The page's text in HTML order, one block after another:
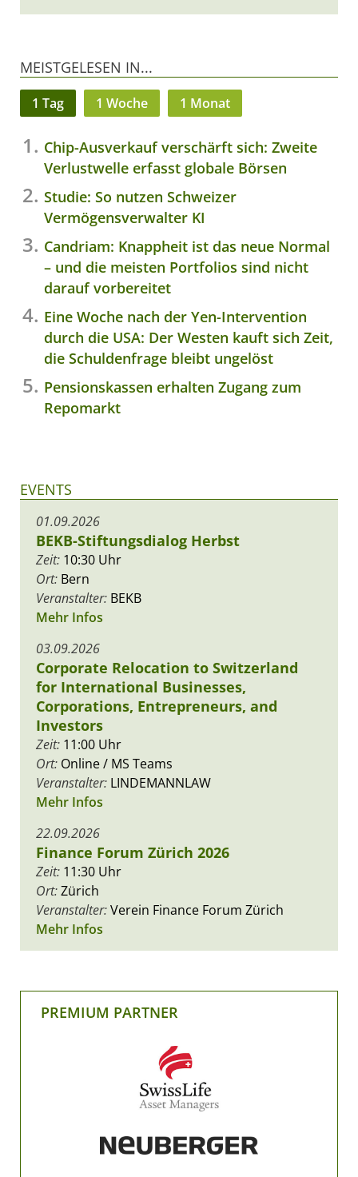
MEISTGELESEN IN...
1 Tag 1 Woche 1 Monat
Chip-Ausverkauf verschärft sich: Zweite
Verlustwelle erfasst globale Börsen
Studie: So nutzen Schweizer
Vermögensverwalter KI
Candriam: Knappheit ist das neue Normal
– und die meisten Portfolios sind nicht
darauf vorbereitet
Eine Woche nach der Yen-Intervention
durch die USA: Der Westen kauft sich Zeit,
die Schuldenfrage bleibt ungelöst
Pensionskassen erhalten Zugang zum
Repomarkt
EVENTS
01.09.2026
BEKB-Stiftungsdialog Herbst
Zeit: 10:30 Uhr
Ort: Bern
Veranstalter: BEKB
Mehr Infos
03.09.2026
Corporate Relocation to Switzerland
for International Businesses,
Corporations, Entrepreneurs, and
Investors
Zeit: 11:00 Uhr
Ort: Online / MS Teams
Veranstalter: LINDEMANNLAW
Mehr Infos
22.09.2026
Finance Forum Zürich 2026
Zeit: 11:30 Uhr
Ort:Zürich
Veranstalter:Verein Finance Forum Zürich
Mehr Infos
PREMIUM PARTNER